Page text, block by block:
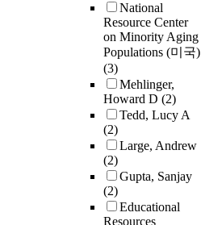
National
Resource Center
on Minority Aging
Populations (미국)
(3)
Mehlinger,
Howard D (2)
Tedd, Lucy A
(2)
Large, Andrew
(2)
Gupta, Sanjay
(2)
Educational
Resources